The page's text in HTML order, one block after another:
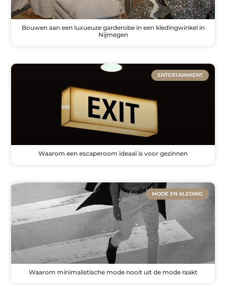
Bouwen aan een luxueuze garderobe in een kledingwinkel in
Nijmegen
ENTERTAINMENT
Waarom een escaperoom ideaal is voor gezinnen
MODE EN KLEDING
Waarom minimalistische mode nooit uit de mode raakt